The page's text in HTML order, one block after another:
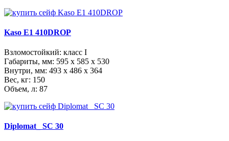
Kaso E1 410DROP
Взломостойкий: класс I
Габариты, мм: 595 x 585 x 530
Внутри, мм: 493 x 486 x 364
Вес, кг: 150
Объем, л: 87
Diplomat_ SC 30